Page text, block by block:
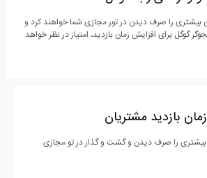
بیشتری را صرف دیدن در تور مجازی شما خواهند کرد و
گوگل برای افزایش زمان بازدید، امتیاز در نظر خواهد
بازدید مشتریان
بیشتری را صرف دیدن و گشت و گذار در تو مجازی